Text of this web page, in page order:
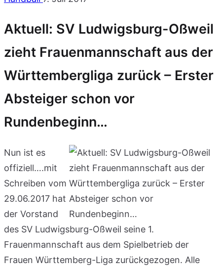
Aktuell: SV Ludwigsburg-Oßweil
zieht Frauenmannschaft aus der
Württembergliga zurück – Erster
Absteiger schon vor
Rundenbeginn…
Nun ist es
offiziell….mit
Schreiben vom
29.06.2017 hat
der Vorstand
des SV Ludwigsburg-Oßweil seine 1.
Frauenmannschaft aus dem Spielbetrieb der
Frauen Württemberg-Liga zurückgezogen. Alle